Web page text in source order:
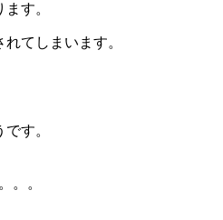
す。
てしまいます。
す。
。。